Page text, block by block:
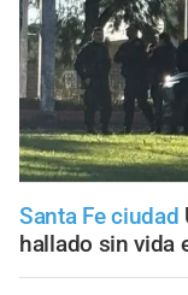
Santa Fe ciudad
hallado sin vida